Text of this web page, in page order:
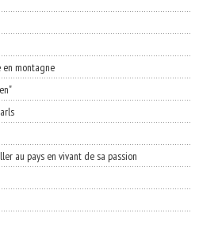
en montagne
au pays en vivant de sa passion